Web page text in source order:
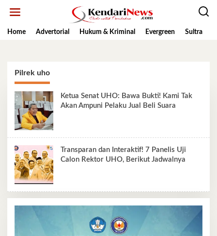
Home
Advertorial Hukum & Kriminal Evergreen Sultra
Pilrek uho
Ketua Senat UHO: Bawa Bukti! Kami Tak
Akan Ampuni Pelaku Jual Beli Suara
Transparan dan Interaktif! 7 Panelis Uji
Calon Rektor UHO, Berikut Jadwalnya